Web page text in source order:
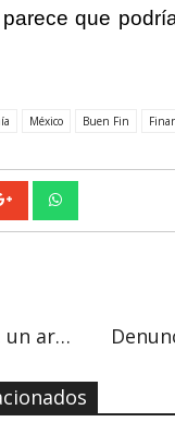
que
México Buen Fin
Pedro Infante, un artista que "adoró a México" y nunca olvidó sus orígenes